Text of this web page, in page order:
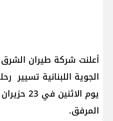
أعلنت شركة طيران
الجوية اللبنانية تسيير
المرفق.